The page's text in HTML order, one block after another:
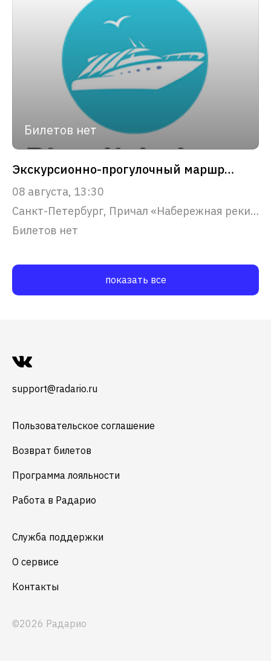
Билетов нет
Экскурсионно-прогулочный маршрут "Северная Венеция"
08 августа, 13:30
Санкт-Петербург, Причал «Набережная реки Фонтанки, 53»
Билетов нет
показать все
support@radario.ru
Пользовательское соглашение
Возврат билетов
Программа лояльности
Работа в Радарио
Служба поддержки
О сервисе
Контакты
©2026 Радарио